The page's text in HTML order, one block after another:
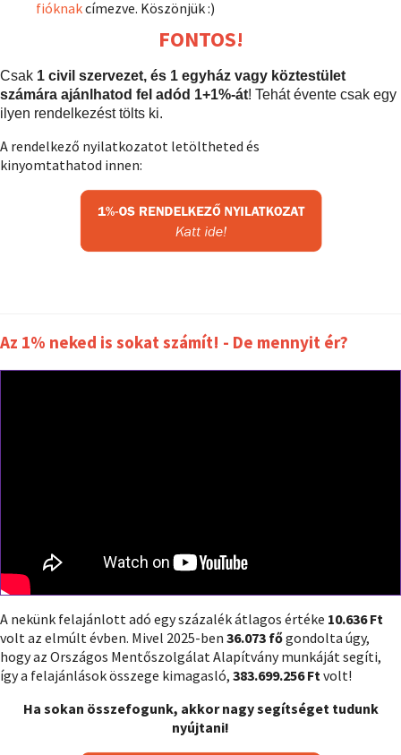
fióknakcímezve. Köszönjük :)
FONTOS!
Csak 1 civil szervezet, és 1 egyház vagy köztestület
számára ajánlhatod fel adód 1+1%-át! Tehát évente csak egy
ilyen rendelkezést tölts ki.
A rendelkező nyilatkozatot letöltheted és
kinyomtathatod innen:
Az 1% neked is sokat számít! - De mennyit ér?
A nekünk felajánlott adó egy százalék átlagos értéke 10.636 Ft
volt az elmúlt évben. Mivel 2025-ben 36.073 főgondolta úgy,
hogy az Országos Mentőszolgálat Alapítvány munkáját segíti,
így a felajánlások összege kimagasló, 383.699.256 Ftvolt!
Ha sokan összefogunk, akkor nagy segítséget tudunk
nyújtani!